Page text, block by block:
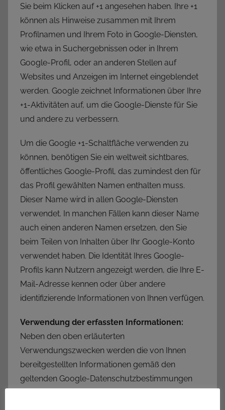
Sie beim Klicken auf +1 angesehen haben. Ihre +1
können als Hinweise zusammen mit Ihrem
Profilnamen und Ihrem Foto in Google-Diensten,
wie etwa in Suchergebnissen oder in Ihrem
Google-Profil, oder an anderen Stellen auf
Websites und Anzeigen im Internet eingeblendet
werden. Google zeichnet Informationen über Ihre
+1-Aktivitäten auf, um die Google-Dienste für Sie
und andere zu verbessern.
Um die Google +1-Schaltfläche verwenden zu
können, benötigen Sie ein weltweit sichtbares,
öffentliches Google-Profil, das zumindest den für
das Profil gewählten Namen enthalten muss.
Dieser Name wird in allen Google-Diensten
verwendet. In manchen Fällen kann dieser Name
auch einen anderen Namen ersetzen, den Sie
beim Teilen von Inhalten über Ihr Google-Konto
verwendet haben. Die Identität Ihres Google-
Profils kann Nutzern angezeigt werden, die Ihre E-
Mail-Adresse kennen oder über andere
identifizierende Informationen von Ihnen verfügen.
Verwendung der erfassten Informationen:
Neben den oben erläuterten
Verwendungszwecken werden die von Ihnen
bereitgestellten Informationen gemäß den
geltenden Google-Datenschutzbestimmungen